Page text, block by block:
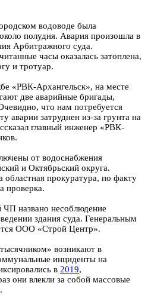
водоводе была
полудня. Авария произошла в
Арбитражного суда.
часы оказалась затоплена,
и тротуар.
«РВК-Архангельск», на месте
две аварийные бригады,
что нам потребуется
аварии затруднен из-за грунта на
главный инженер «РВК-
от водоснабжения
и Октябрьский округа.
областная прокуратура, по факту
проверка.
названо несоблюдение
здания суда. Генеральным
ООО «Строй Центр».
возникают в
инциденты на
в 2019,
они влекли за собой массовые